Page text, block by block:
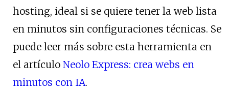
hosting, ideal si se quiere tener la web lista
en minutos sin configuraciones técnicas. Se
puede leer más sobre esta herramienta en
el artículo Neolo Express: crea webs en
minutos con IA.